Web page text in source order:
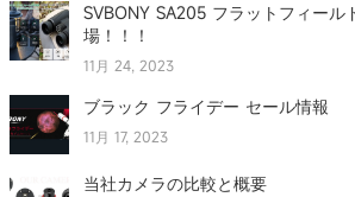
SVBONY SA205 フラットフィール
場！！！
11月 24, 2023
ブラック フライデー セール情報
11月 17, 2023
当社カメラの比較と概要